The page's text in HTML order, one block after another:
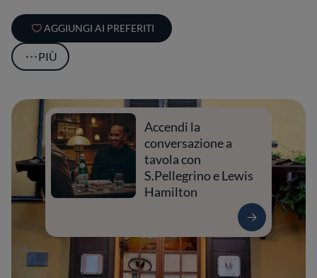
AGGIUNGI AI PREFERITI
PIÙ
Accendi la
conversazione a
tavola con
S.Pellegrino e Lewis
Hamilton